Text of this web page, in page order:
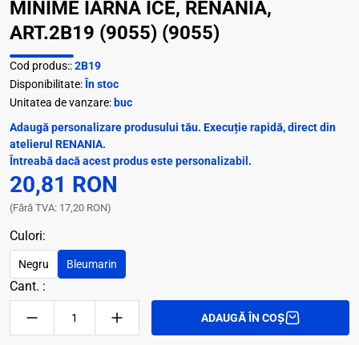
MINIME IARNA ICE, RENANIA,
ART.2B19 (9055) (9055)
Cod produs::2B19
Disponibilitate: În stoc
Unitatea de vanzare: buc
Adaugă personalizare produsului tău. Execuție rapidă, direct din
atelierul RENANIA.
Întreabă dacă acest produs este personalizabil.
20,81 RON
(Fără TVA: 17,20 RON)
Culori:
Negru Bleumarin
Cant. :
ADAUGĂ ÎN COȘ